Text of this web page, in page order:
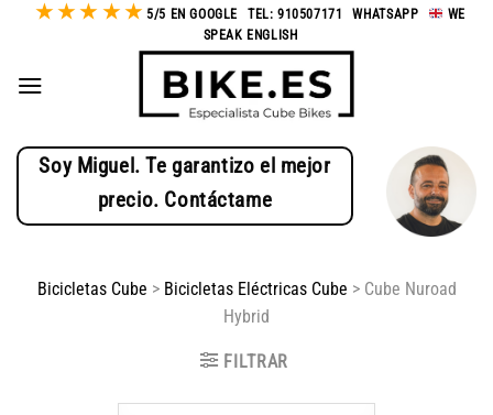
Saltar★ ★ ★ ★★ 5/5 EN GOOGLE TEL: 910507171 -WHATSAPP
WE
SPEAK ENGLISH
Soy Miguel. Te garantizo el mejor
precio. Contáctame
Bicicletas Cube > Bicicletas Eléctricas Cube >Cube Nuroad
Hybrid
FILTRAR